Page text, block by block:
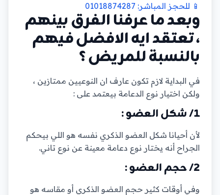
📱 للحجز المباشر: 01018874287
وبعد ما عرفنا الفرق بينهم
، تعتقد ايه الافضل فيهم
بالنسبة للمريض ؟
في البداية لازم تكون عارف ان النوعيين ممتازين ،
ولكن اختيار نوع الدعامة بيعتمد على :
1/ شكل العضو :
لأن أحيانا شكل العضو الذكري نفسه هو اللي بيحكم
الجراح أنه يختار نوع دعامة معينة عن نوع تاني.
2/ حجم العضو :
وفي أوقات كثير حجم العضو الذكري أو مقاسه هو